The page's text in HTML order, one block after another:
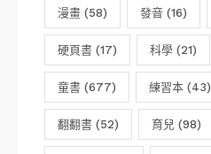
漫畫 (58) 發音 (16)
硬頁書 (17) 科學 (21)
童書 (677) 練習本 (43)
翻翻書 (52) 育兒 (98)